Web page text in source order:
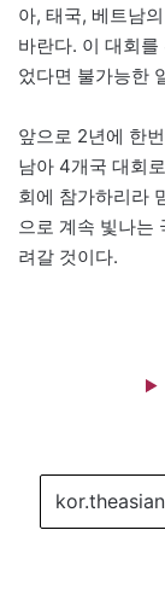
아, 태국, 베트남
바란다. 이 대회
었다면 불가능한
앞으로 2년에 한
남아 4개국 대회
회에 참가하리라
으로 계속 빛나는
려갈 것이다.